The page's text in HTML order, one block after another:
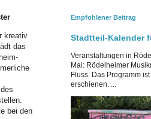
kreativ
das
bei den
Empfohlener Beitrag
Stadtteil-Kalender
Veranstaltungen in
Mai: Rödelheimer
Fluss. Das Programm
erschienen. ...